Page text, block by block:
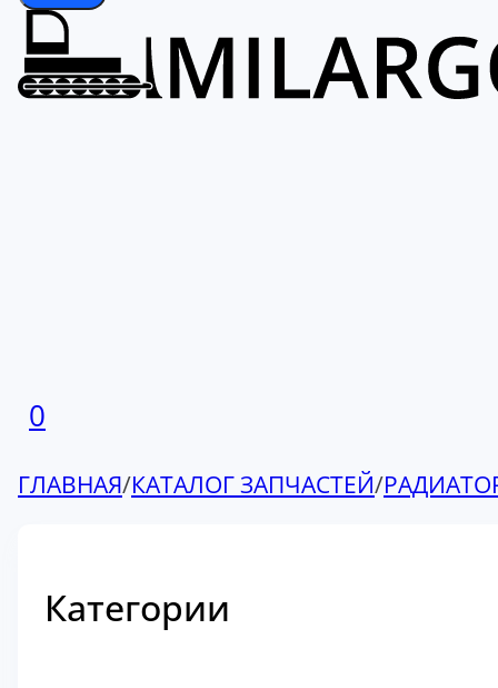
0
ГЛАВНАЯ/КАТАЛОГ ЗАПЧАСТЕЙ/
Категории